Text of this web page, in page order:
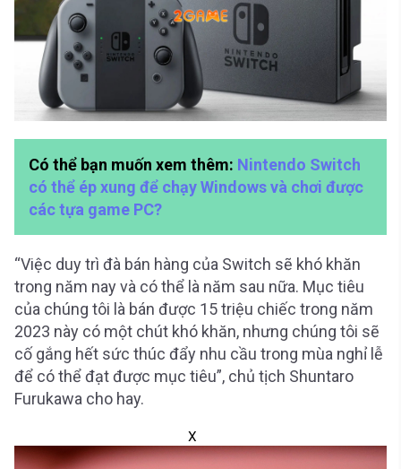
Có thể bạn muốn xem thêm: Nintendo Switch
có thể ép xung để chạy Windows và chơi được
các tựa game PC?
“Việc duy trì đà bán hàng của Switch sẽ khó khăn
trong năm nay và có thể là năm sau nữa. Mục tiêu
của chúng tôi là bán được 15 triệu chiếc trong năm
2023 này có một chút khó khăn, nhưng chúng tôi sẽ
cố gắng hết sức thúc đẩy nhu cầu trong mùa nghỉ lễ
để có thể đạt được mục tiêu”, chủ tịch Shuntaro
Furukawa cho hay.
X